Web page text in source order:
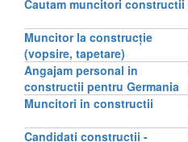
Cautam muncitori constructii
Muncitor la construcție
(vopsire, tapetare)
Angajam personal in
constructii pentru Germania
Muncitori in constructii
Candidati constructii -